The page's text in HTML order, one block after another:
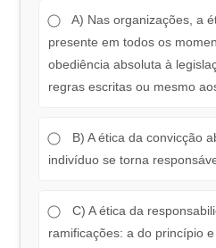
A) Nas organizações, a
presente em todos os
obediência absoluta à
regras escritas ou mesmo
B) A ética da convicção
indivíduo se torna
C) A ética da
ramificações: a do princípio